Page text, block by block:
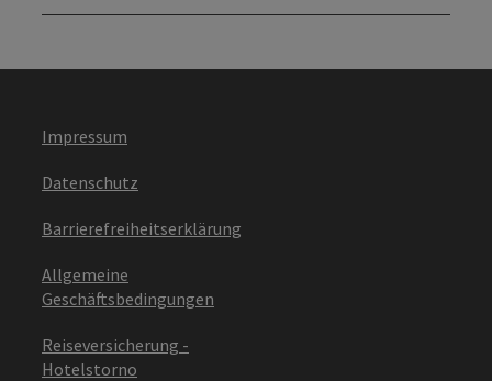
Impressum
Datenschutz
Barrierefreiheitserklärung
Allgemeine
Geschäftsbedingungen
Reiseversicherung -
Hotelstorno